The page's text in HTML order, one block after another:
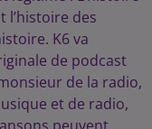
l’histoire des
K6 va
de podcast
de la radio,
et de radio,